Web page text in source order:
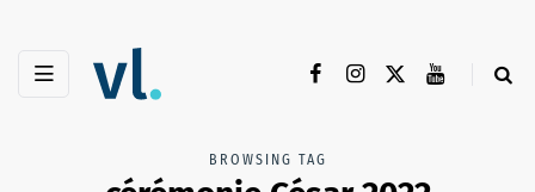
BROWSING TAG